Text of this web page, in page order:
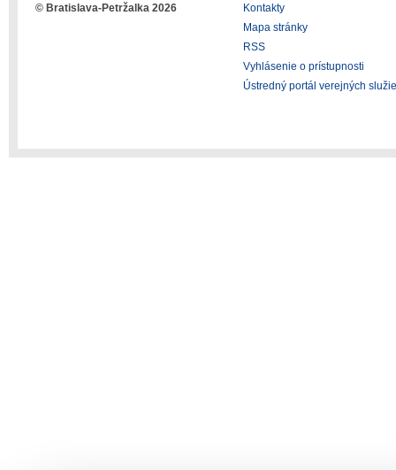
© Bratislava-Petržalka 2026
Kontakty
Mapa stránky
RSS
Vyhlásenie o prístupnosti
Ústredný portál verejných